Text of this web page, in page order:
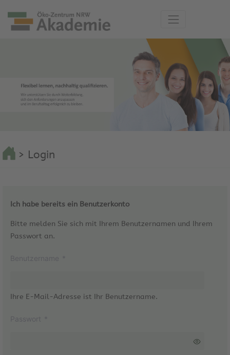
> Login
Ich habe bereits ein Benutzerkonto
Bitte melden Sie sich mit Ihrem Benutzernamen und Ihrem
Passwort an.
Ihre E-Mail-Adresse ist Ihr Benutzername.